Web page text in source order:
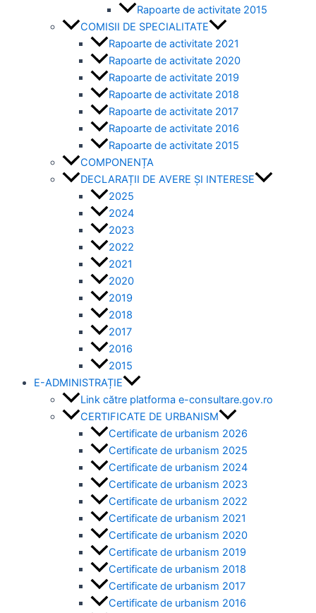
Rapoarte de activitate 2015
COMISII DE SPECIALITATE
Rapoarte de activitate 2021
Rapoarte de activitate 2020
Rapoarte de activitate 2019
Rapoarte de activitate 2018
Rapoarte de activitate 2017
Rapoarte de activitate 2016
Rapoarte de activitate 2015
COMPONENȚA
DECLARAȚII DE AVERE ȘI INTERESE
2025
2024
2023
2022
2021
2020
2019
2018
2017
2016
2015
E-ADMINISTRAȚIE
Link către platforma e-consultare.gov.ro
CERTIFICATE DE URBANISM
Certificate de urbanism 2026
Certificate de urbanism 2025
Certificate de urbanism 2024
Certificate de urbanism 2023
Certificate de urbanism 2022
Certificate de urbanism 2021
Certificate de urbanism 2020
Certificate de urbanism 2019
Certificate de urbanism 2018
Certificate de urbanism 2017
Certificate de urbanism 2016